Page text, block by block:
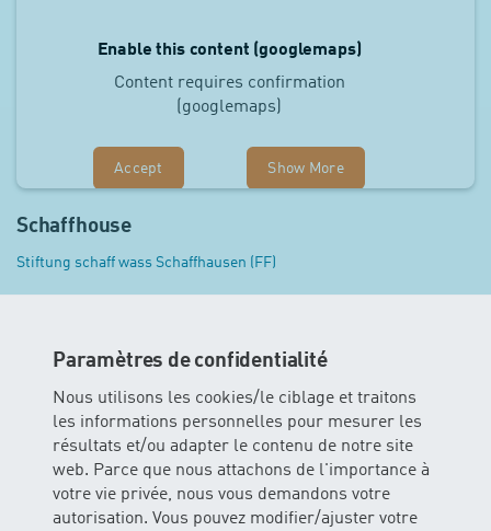
Paramètres de confidentialité
Nous utilisons les cookies/le ciblage et traitons
les informations personnelles pour mesurer les
résultats et/ou adapter le contenu de notre site
web. Parce que nous attachons de l'importance à
votre vie privée, nous vous demandons votre
autorisation. Vous pouvez modifier/ajuster votre
Enable this content (googlemaps)
Content requires confirmation
(googlemaps)
Accept Show More
Schaffhouse
Stiftung schaff wass Schaffhausen (FF)
Plus de cours de natation pour bébés dans
Argovie|Bâle-Campagne|Bâle-Ville|Berne|Fribourg|
Lucerne| Nidwald| Obwald| Schwyz|Soleure|Saint-Gall
Thurgovie |Zoug| Zurich